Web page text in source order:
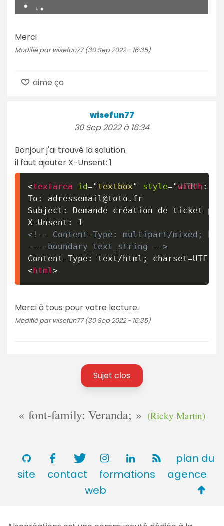
Merci
Modifié par wisefun77 (30 Sep 2022 - 16:35)
aime ça
wisefun77
30 Sep 2022 à 16:34
Bonjour j'ai trouvé la solution.
il faut ajouter X-Unsent: 1
<textarea id=" textbox" style="width :
To: adressemail@toto.fr
Subject: Demande création de ticket pour
<!-- Content-Type: multipart/mixed;
----boundary_text_string -->
<html >
Merci à tous pour votre lecture.
Modifié par wisefun77 (30 Sep 2022 - 16:35)
Sujet clos
font-family: Veranda; (Ricky Martin)
plan du
site
contact formations
agence
web